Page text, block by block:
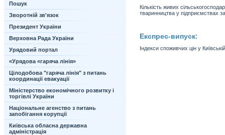
Пошук
Зворотній зв'язок
Президент України
Верховна Рада України
Урядовий портал
«Урядова «гаряча лінія»
Цілодобова "гаряча лінія" з питань
координації евакуації
Міністерство економічного розвитку і
торгівлі України
Національне агенство з питань
запобігання корупції
Київська обласна державна
адміністрація
Кількість живих
тваринництва у підприємствах
Експрес-випуск:
Індекси споживчих цін у